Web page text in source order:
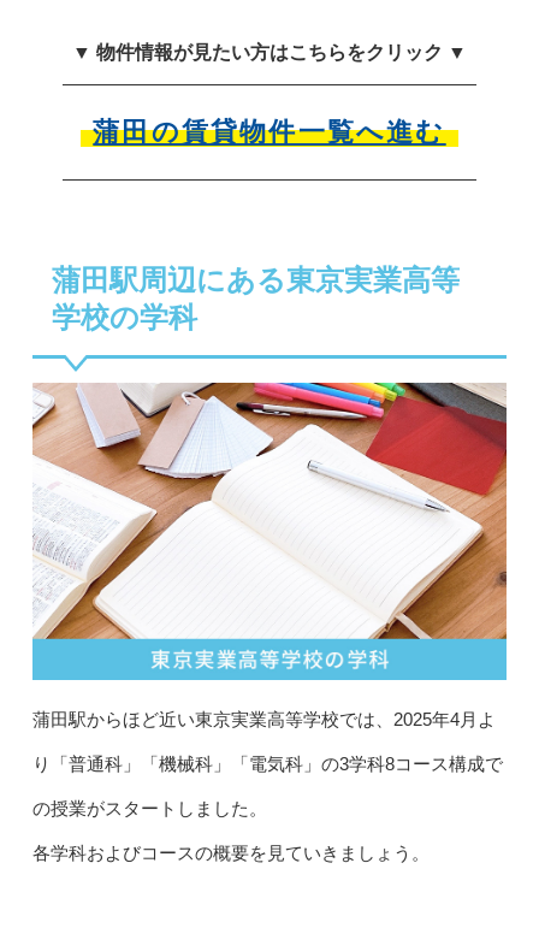
▼ 物件情報が見たい方はこちらをクリック ▼
蒲田の賃貸物件一覧へ進む
蒲田駅周辺にある東京実業高等
学校の学科
蒲田駅からほど近い東京実業高等学校では、2025年4月よ
り「普通科」「機械科」「電気科」の3学科8コース構成で
の授業がスタートしました。
各学科およびコースの概要を見ていきましょう。